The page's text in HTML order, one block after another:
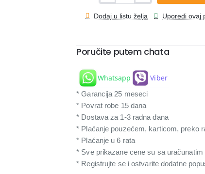
Dodaj u listu želja Uporedi ovaj
Poručite putem chata
Whatsapp Viber
* Garancija 25 meseci
* Povrat robe 15 dana
* Dostava za 1-3 radna dana
* Plaćanje pouzećem, karticom, preko
* Plaćanje u 6 rata
* Sve prikazane cene su sa uračunatim
* Registrujte se i ostvarite dodatne